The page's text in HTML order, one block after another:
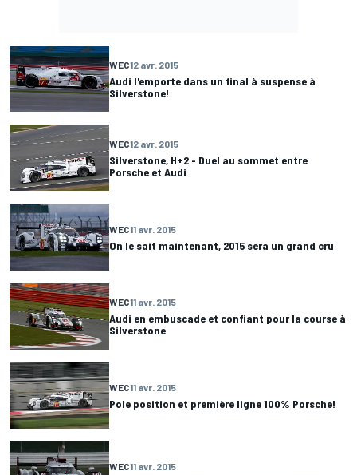
WEC12 avr. 2015
Audi l'emporte dans un final à suspense à
Silverstone!
WEC12 avr. 2015
Silverstone, H+2 - Duel au sommet entre
Porsche et Audi
WEC11 avr. 2015
On le sait maintenant, 2015 sera un grand cru
WEC11 avr. 2015
Audi en embuscade et confiant pour la course à
Silverstone
WEC11 avr. 2015
Pole position et première ligne 100% Porsche!
WEC11 avr. 2015